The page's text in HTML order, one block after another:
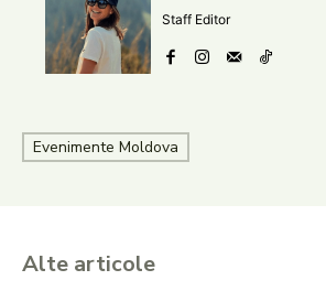
Staff Editor
Evenimente Moldova
Alte articole